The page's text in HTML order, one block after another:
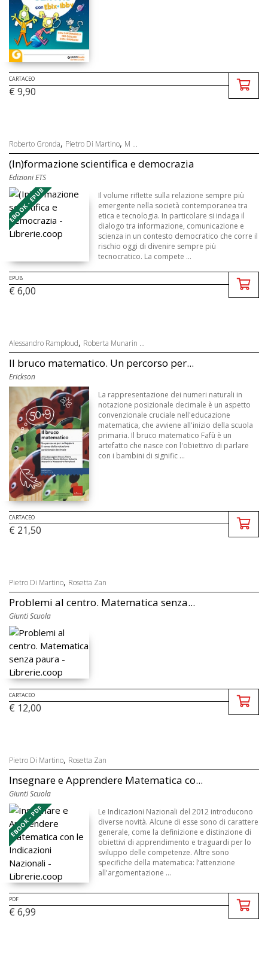
CARTACEO
€ 9,90
Roberto Gronda, Pietro Di Martino, M ...
(In)formazione scientifica e democrazia
Edizioni ETS
EBOOK - EPUB
Il volume riflette sulla relazione sempre più
emergente nella società contemporanea tra
etica e tecnologia. In particolare si indaga il
dialogo tra informazione, comunicazione e
scienza in un contesto democratico che corre il
rischio oggi di divenire sempre più
tecnocratico. La compete ...
EPUB
€ 6,00
Alessandro Ramploud, Roberta Munarin ...
Il bruco matematico. Un percorso per...
Erickson
La rappresentazione dei numeri naturali in
notazione posizionale decimale è un aspetto
convenzionale cruciale nell'educazione
matematica, che avviene all'inizio della scuola
primaria. Il bruco matematico Fafù è un
artefatto che nasce con l'obiettivo di parlare
con i bambini di signific ...
CARTACEO
€ 21,50
Pietro Di Martino, Rosetta Zan
Problemi al centro. Matematica senza...
Giunti Scuola
CARTACEO
€ 12,00
Pietro Di Martino, Rosetta Zan
Insegnare e Apprendere Matematica co...
Giunti Scuola
EBOOK - PDF
Le Indicazioni Nazionali del 2012 introducono
diverse novità. Alcune di esse sono di carattere
generale, come la definizione e distinzione di
obiettivi di apprendimento e traguardi per lo
sviluppo delle competenze. Altre sono
specifiche della matematica: l’attenzione
all'argomentazione ...
PDF
€ 6,99